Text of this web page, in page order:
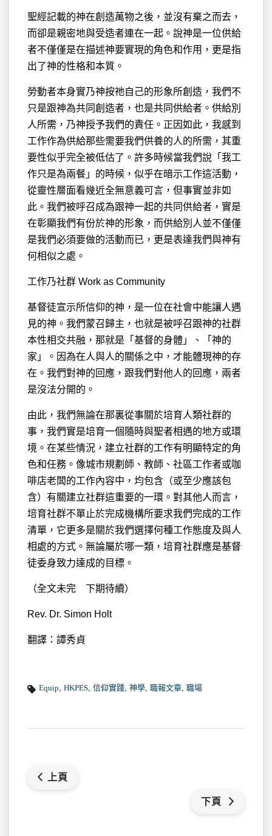
聖經記載的神在創造萬物之後，並沒有棄之而去，
而卻是親密地與受造者連在一起。說神是一位供給
者不僅僅是在描述神要實現的角色和作用，更是指
出了神的性格和本質。
勞動者本身實乃神按祂自己的形象所創造，我們不
只是跟神為共同創造者，也是共同供給者。供給別
人所需，乃神授予我們的責任。正因如此，我感到
工作作為供給那些需要我們供養的人的所需，其重
要性似乎完全被低估了。許多時候當我們說「我工
作只是為兩餐」的時候，似乎在暗示工作這活動，
從靈性層面看幾近全無意義可言，但事實並非如
此。我們被呼召成為跟神一起的共同供給者，實是
在彰顯我們有份於神的形象，而供給別人並不僅僅
是我們必須要做的活動而已，更是表達我們與神有
何相似之處。
工作乃社群 Work as Community
基督徒宣示所信仰的神，是一位在社會中能讓人遇
見的神。我們蒙召歸主，也就是被呼召跟神的社群
本性相交共融，那就是「基督的身體」、「神的
家」。因為在人與人的關係之中，才能體現神的存
在。我們對神的回應，跟我們對他人的回應，兩者
是沒法分開的。
由此，我們無論在那裏從事關於培育人類社群的
事，我們實是培育一個隨時與聖者相遇的地方或環
境。在某些情況，建立社群的工作有明顯特定的角
色和任務。像城市規劃師、教師、社區工作者或咖
啡店老闆的工作內容中，均包含（或至少應該包
含）有關建立社群這重要的一環。對其他人而言，
培育社群不單止於完成機構所要求我們完成的工作
清單，它更多是關於我們選擇何種工作態度及與人
相處的方式。無論屬於哪一類，培育社群應是基督
徒委身致力達成的目標。
（全文未完 下期待續）
Rev. Dr. Simon Holt
翻譯：譚秀貞
Equip, HKPES, 信仰實踐, 神學, 職報文章, 職場
上頁
下頁